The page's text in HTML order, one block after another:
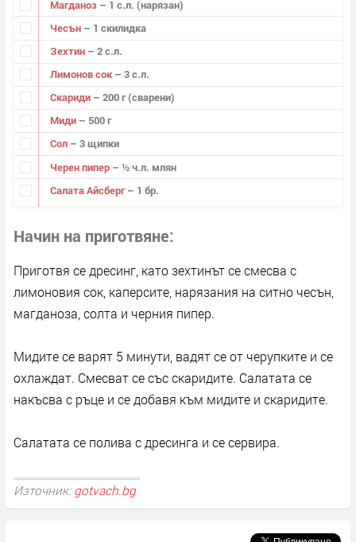
Магданоз – 1 с.л. (нарязан)
Чесън – 1 скилидка
Зехтин – 2 с.л.
Лимонов сок – 3 с.л.
Скариди – 200 г (сварени)
Миди – 500 г
Сол – 3 щипки
Черен пипер – ½ ч.л. млян
Салата Айсберг– 1 бр.
Начин на приготвяне
Приготвя се дресинг, като зехтинът се смесва с
лимоновия сок, каперсите, нарязания на ситно чесън,
магданоза, солта и черния пипер.
Мидите се варят 5 минути, вадят се от черупките и се
охлаждат. Смесват се със скаридите. Салатата се
накъсва с ръце и се добавя към мидите и скаридите.
Салатата се полива с дресинга и се сервира.
Източник: gotvach.bg